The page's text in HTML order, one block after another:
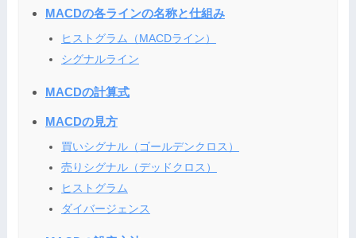
MACDの各ラインの名称と仕組み
ヒストグラム（MACDライン）
シグナルライン
MACDの計算式
MACDの見方
買いシグナル（ゴールデンクロス）
売りシグナル（デッドクロス）
ヒストグラム
ダイバージェンス